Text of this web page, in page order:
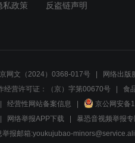
私政策 反盗链声明
网文（2024）0368-017号 网络出版
经营许可证：（京）字第00670号 食
经营性网站备案信息 京公网安备
网络举报APP下载 暴恐音视频举报专
举报邮箱:youkujubao-